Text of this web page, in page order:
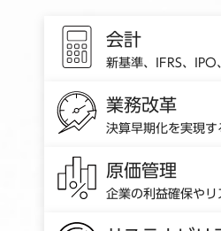
会計
新基準、IFRS、IPO
業務改革
決算早期化を実現す
原価管理
企業の利益確保やリ